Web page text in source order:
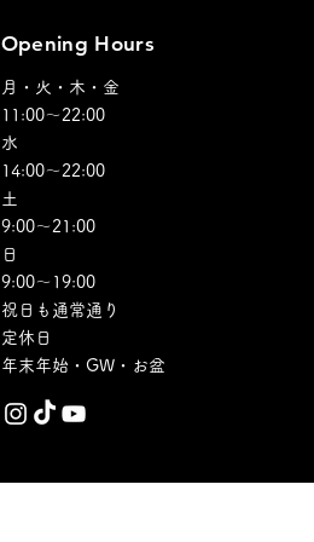
Opening Hours
月・火・木・金
11:00～22:00
水
14:00～22:00
土
9:00～21:00
日
​9:00～19:00
祝日も通常通り​​
定休日
​年末年始・GW・お盆